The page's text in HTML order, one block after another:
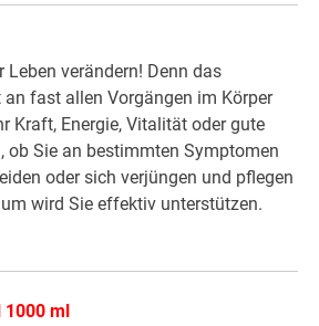
Leben verändern! Denn das
fast allen Vorgängen im Körper
Kraft, Energie, Vitalität oder gute
ob Sie an bestimmten Symptomen
oder sich verjüngen und pflegen
wird Sie effektiv unterstützen.
ml